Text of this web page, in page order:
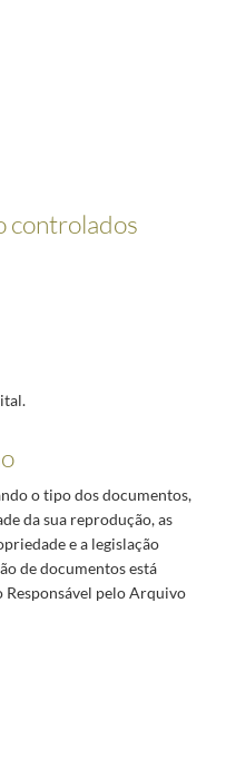
controlados
o tipo dos documentos,
da sua reprodução, as
e a legislação
de documentos está
Responsável pelo Arquivo